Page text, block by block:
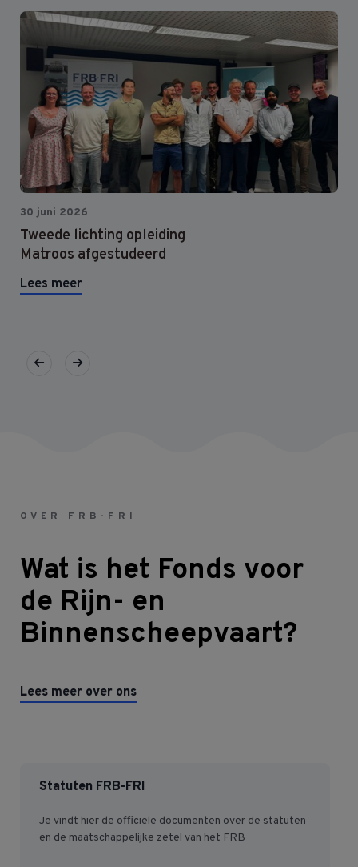
30 juni 2026
Tweede lichting opleiding
Matroos afgestudeerd
Lees meer
OVER FRB-FRI
Wat is het Fonds voor
de Rijn- en
Binnenscheepvaart?
Lees meer over ons
Statuten FRB-FRI
Je vindt hier de officiële documenten over de statuten
en de maatschappelijke zetel van het FRB